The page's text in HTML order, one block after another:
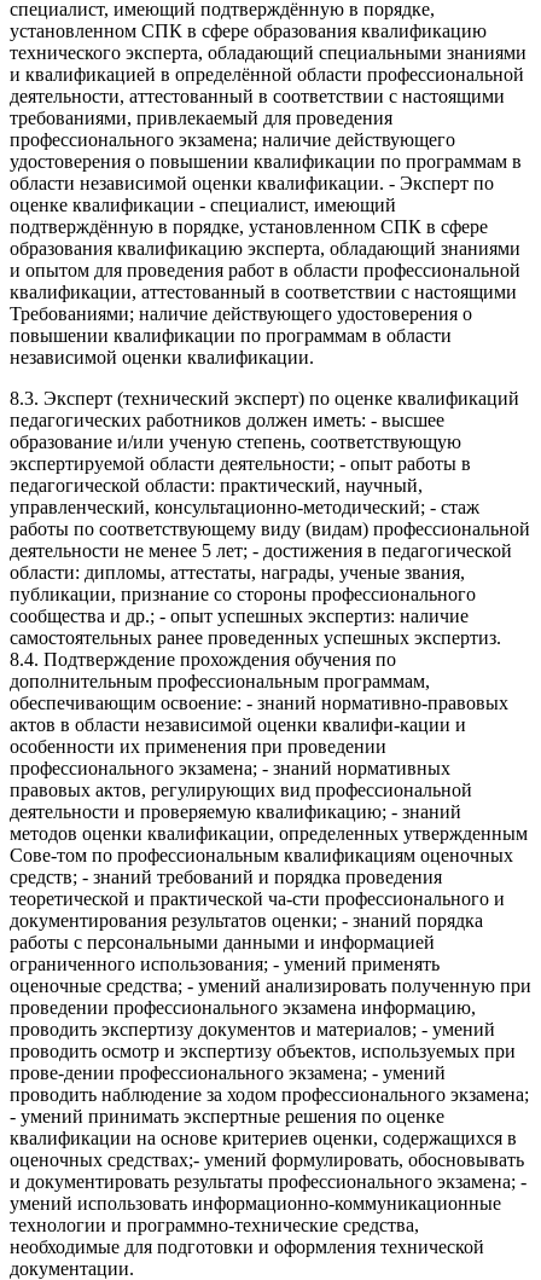
специалист, имеющий подтверждённую в порядке,
установленном СПК в сфере образования квалификацию
технического эксперта, обладающий специальными знаниями
и квалификацией в определённой области профессиональной
деятельности, аттестованный в соответствии с настоящими
требованиями, привлекаемый для проведения
профессионального экзамена; наличие действующего
удостоверения о повышении квалификации по программам в
области независимой оценки квалификации. - Эксперт по
оценке квалификации - специалист, имеющий
подтверждённую в порядке, установленном СПК в сфере
образования квалификацию эксперта, обладающий знаниями
и опытом для проведения работ в области профессиональной
квалификации, аттестованный в соответствии с настоящими
Требованиями; наличие действующего удостоверения о
повышении квалификации по программам в области
независимой оценки квалификации.
8.3. Эксперт (технический эксперт) по оценке квалификаций
педагогических работников должен иметь: - высшее
образование и/или ученую степень, соответствующую
экспертируемой области деятельности; - опыт работы в
педагогической области: практический, научный,
управленческий, консультационно-методический; - стаж
работы по соответствующему виду (видам) профессиональной
деятельности не менее 5 лет; - достижения в педагогической
области: дипломы, аттестаты, награды, ученые звания,
публикации, признание со стороны профессионального
сообщества и др.; - опыт успешных экспертиз: наличие
самостоятельных ранее проведенных успешных экспертиз.
8.4. Подтверждение прохождения обучения по
дополнительным профессиональным программам,
обеспечивающим освоение: - знаний нормативно-правовых
актов в области независимой оценки квалифи-кации и
особенности их применения при проведении
профессионального экзамена; - знаний нормативных
правовых актов, регулирующих вид профессиональной
деятельности и проверяемую квалификацию; - знаний
методов оценки квалификации, определенных утвержденным
Сове-том по профессиональным квалификациям оценочных
средств; - знаний требований и порядка проведения
теоретической и практической ча-сти профессионального и
документирования результатов оценки; - знаний порядка
работы с персональными данными и информацией
ограниченного использования; - умений применять
оценочные средства; - умений анализировать полученную при
проведении профессионального экзамена информацию,
проводить экспертизу документов и материалов; - умений
проводить осмотр и экспертизу объектов, используемых при
прове-дении профессионального экзамена; - умений
проводить наблюдение за ходом профессионального экзамена;
- умений принимать экспертные решения по оценке
квалификации на основе критериев оценки, содержащихся в
оценочных средствах;- умений формулировать, обосновывать
и документировать результаты профессионального экзамена; -
умений использовать информационно-коммуникационные
технологии и программно-технические средства,
необходимые для подготовки и оформления технической
документации.